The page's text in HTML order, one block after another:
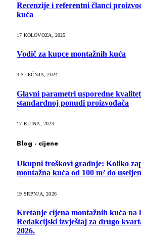
Recenzije i referentni članci
kuća
17 KOLOVOZA, 2025
Vodič za kupce montažnih kuća
3 SIJEČNJA, 2024
Glavni parametri usporedne
standardnoj ponudi proizvođača
17 RUJNA, 2023
Blog - cijene
Ukupni troškovi gradnje: Koliko
montažna kuća od 100 m² do
19 SRPNJA, 2026
Kretanje cijena montažnih kuća na
Redakcijski izvještaj za drugo
2026.